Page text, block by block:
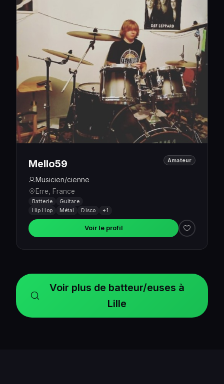
Mello59
Musicien/cienne
Erre, France
Amateur
Batterie
Guitare
Hip Hop
Métal Disco +1
Voir le profil
Voir plus de batteur/euses à
Lille